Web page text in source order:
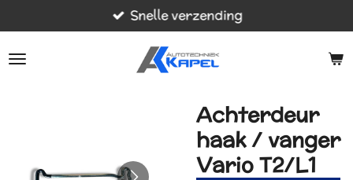
direct
naar
Snelle verzending
Achterdeur
haak / vanger
Vario T2/L1